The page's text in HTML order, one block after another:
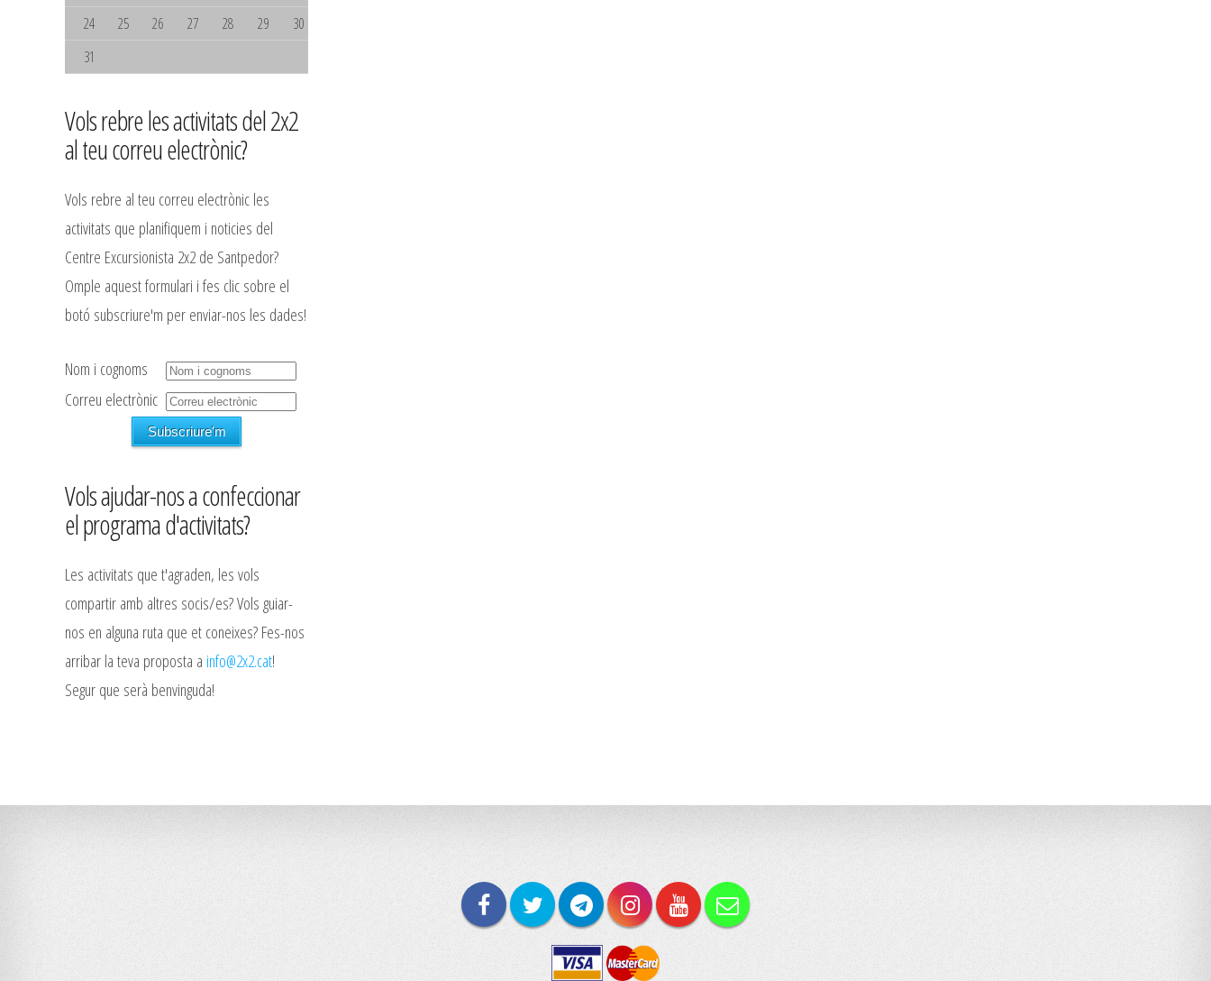
24
25 26 27 28 29
30
31
Vols rebre les activitats del 2x2
al teu correu electrònic?
Vols rebre al teu correu electrònic les
activitats que planifiquem i noticies del
Centre Excursionista 2x2 de Santpedor?
Omple aquest formulari i fes clic sobre el
botó subscriure'm per enviar-nos les dades!
Nom i cognoms
Correu electrònic
Vols ajudar-nos a confeccionar
el programa d'activitats?
Les activitats que t'agraden, les vols
compartir amb altres socis/es? Vols guiar-
nos en alguna ruta que et coneixes? Fes-nos
arribar la teva proposta a info@2x2.cat!
Segur que serà benvinguda!